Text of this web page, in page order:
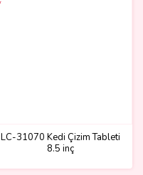
LC-31070 Kedi Çizim Tableti
8.5 inç